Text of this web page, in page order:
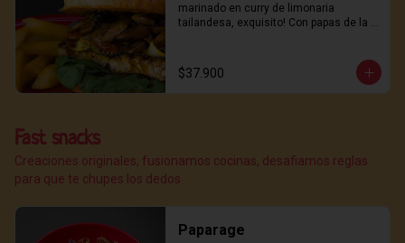
de lo delicioso. ¿listo para el placer de
los sabores intensos?  Con papas de la
marinado en curry de limonaria
tailandesa, exquisito! Con papas de la
$37.900
Fast snacks
Creaciones originales, fusionamos cocinas, desafiamos reglas
para que te chupes los dedos
Paparage